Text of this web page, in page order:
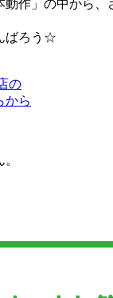
動作」の中から
ばろう☆
の
から